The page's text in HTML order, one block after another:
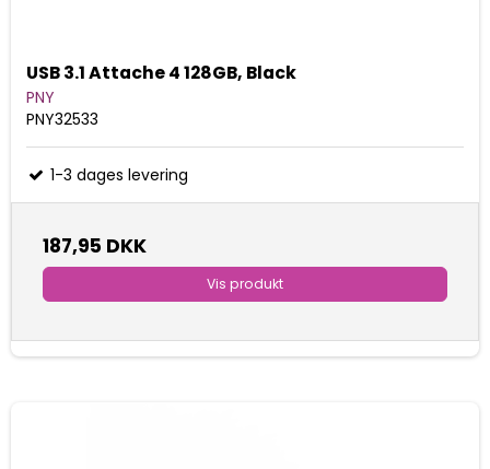
USB 3.1 Attache 4 128GB, Black
PNY
PNY32533
1-3 dages levering
187,95 DKK
Vis produkt